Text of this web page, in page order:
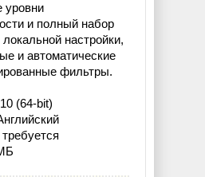
уровни
и полный набор
настройки,
и автоматические
фильтры.
(64-bit)